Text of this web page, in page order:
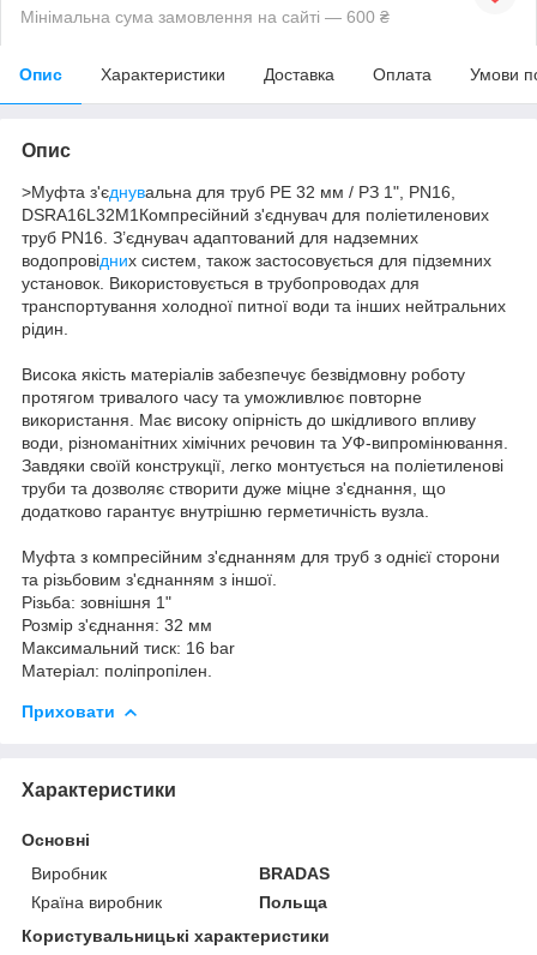
Мінімальна сума замовлення на сайті — 600 ₴
Опис Характеристики Доставка Оплата Умови
Опис
>Муфта з'єднувальна для труб PE 32 мм / РЗ 1", PN16,
DSRA16L32M1Компресійний з'єднувач для поліетиленових
труб PN16. З’єднувач адаптований для надземних
водопровідних систем, також застосовується для підземних
установок. Використовується в трубопроводах для
транспортування холодної питної води та інших нейтральних
рідин.
Висока якість матеріалів забезпечує безвідмовну роботу
протягом тривалого часу та уможливлює повторне
використання. Має високу опірність до шкідливого впливу
води, різноманітних хімічних речовин та УФ-випромінювання.
Завдяки своїй конструкції, легко монтується на поліетиленові
труби та дозволяє створити дуже міцне з'єднання, що
додатково гарантує внутрішню герметичність вузла.
Муфта з компресійним з'єднанням для труб з однієї сторони
та різьбовим з'єднанням з іншої.
Різьба: зовнішня 1"
Розмір з'єднання: 32 мм
Максимальний тиск: 16 bar
Матеріал: поліпропілен.
Приховати
Характеристики
Основні
Виробник
BRADAS
Країна виробник
Польща
Користувальницькі характеристики